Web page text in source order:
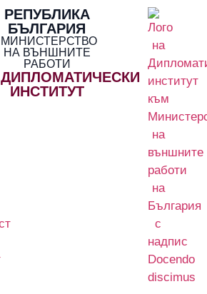
РЕПУБЛИКА
БЪЛГАРИЯ
МИНИСТЕРСТВО
НА ВЪНШНИТЕ
РАБОТИ
ДИПЛОМАТИЧЕСКИ
ИНСТИТУТ